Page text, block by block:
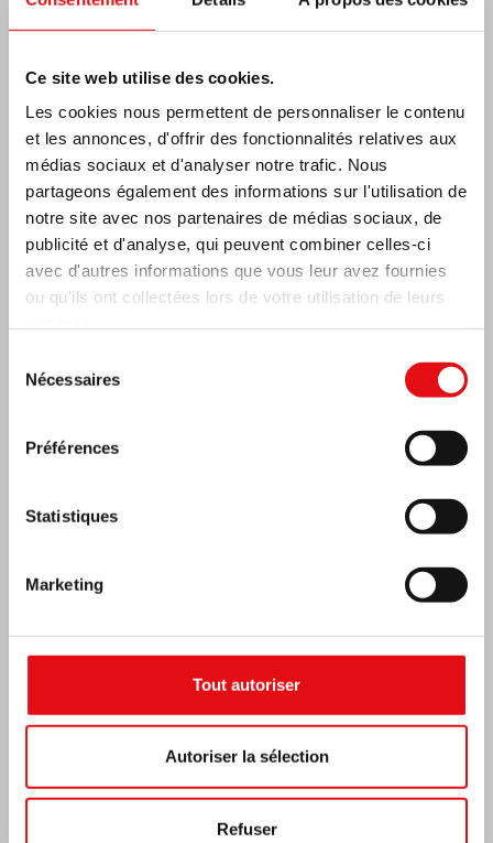
Ce site web utilise des cookies.
Les cookies nous permettent de personnaliser le contenu
et les annonces, d'offrir des fonctionnalités relatives aux
médias sociaux et d'analyser notre trafic. Nous
partageons également des informations sur l'utilisation de
notre site avec nos partenaires de médias sociaux, de
publicité et d'analyse, qui peuvent combiner celles-ci
avec d'autres informations que vous leur avez fournies
ou qu'ils ont collectées lors de votre utilisation de leurs
Nécessaires
Préférences
Statistiques
Marketing
Tout autoriser
Autoriser la sélection
Refuser
MEXIQUE: ASSEMBLÉE PLÉNIÈRE OCD
Lumen Carmeli